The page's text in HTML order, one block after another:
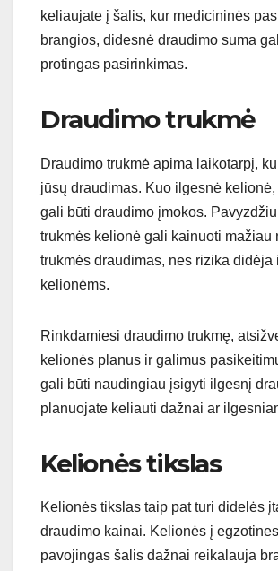
keliaujate į šalis, kur medicininės
brangios, didesnė draudimo suma
protingas pasirinkimas.
Draudimo trukmė
Draudimo trukmė apima laikotarpį,
jūsų draudimas. Kuo ilgesnė
gali būti draudimo įmokos.
trukmės kelionė gali kainuoti mažiau
trukmės draudimas, nes rizika didėja
kelionėms.
Rinkdamiesi draudimo trukmę,
kelionės planus ir galimus
gali būti naudingiau įsigyti ilgesnį
planuojate keliauti dažnai ar
Kelionės tikslas
Kelionės tikslas taip pat turi didelės
draudimo kainai. Kelionės į
pavojingas šalis dažnai reikalauja